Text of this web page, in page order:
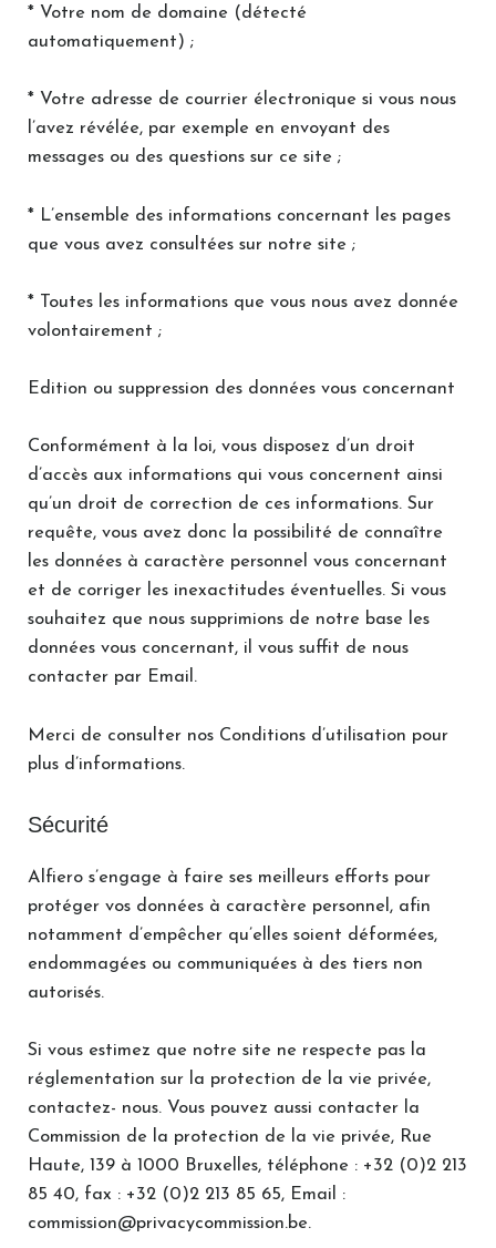
* Votre nom de domaine (détecté
automatiquement) ;
* Votre adresse de courrier électronique si vous nous
l’avez révélée, par exemple en envoyant des
messages ou des questions sur ce site ;
* L’ensemble des informations concernant les pages
que vous avez consultées sur notre site ;
* Toutes les informations que vous nous avez donnée
volontairement ;
Edition ou suppression des données vous concernant
Conformément à la loi, vous disposez d’un droit
d’accès aux informations qui vous concernent ainsi
qu’un droit de correction de ces informations. Sur
requête, vous avez donc la possibilité de connaître
les données à caractère personnel vous concernant
et de corriger les inexactitudes éventuelles. Si vous
souhaitez que nous supprimions de notre base les
données vous concernant, il vous suffit de nous
contacter par Email.
Merci de consulter nos Conditions d’utilisation pour
plus d’informations.
Sécurité
Alfiero s’engage à faire ses meilleurs efforts pour
protéger vos données à caractère personnel, afin
notamment d’empêcher qu’elles soient déformées,
endommagées ou communiquées à des tiers non
autorisés.
Si vous estimez que notre site ne respecte pas la
réglementation sur la protection de la vie privée,
contactez- nous. Vous pouvez aussi contacter la
Commission de la protection de la vie privée, Rue
Haute, 139 à 1000 Bruxelles, téléphone : +32 (0)2 213
85 40, fax : +32 (0)2 213 85 65, Email :
commission@privacycommission.be.